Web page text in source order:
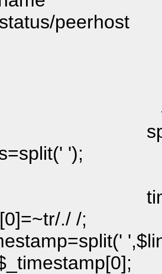
peerhost
# here
');
./ /;